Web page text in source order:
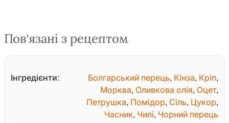
Пов'язані з рецептом
Інгредієнти: Болгарський перець, Кінза, Кріп,
Морква, Оливкова олія, Оцет,
Петрушка, Помідор, Сіль, Цукор,
Часник, Чилі, Чорний перець